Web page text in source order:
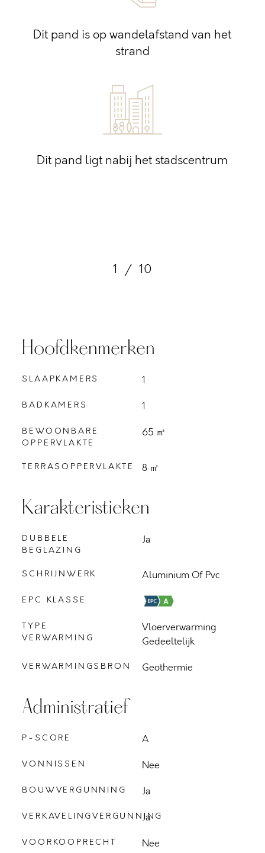
Dit pand is op wandelafstand van het
strand
Dit pand ligt nabij het stadscentrum
1 / 10
Hoofdkenmerken
SLAAPKAMERS 1
BADKAMERS 1
BEWOONBARE
OPPERVLAKTE
65 ㎡
TERRASOPPERVLAKTE 8 ㎡
Karakteristieken
DUBBELE
BEGLAZING
Ja
SCHRIJNWERK Aluminium Of Pvc
EPC KLASSE
TYPE
VERWARMING
Vloerverwarming
Gedeeltelijk
VERWARMINGSBRON Geothermie
Administratief
P-SCORE A
VONNISSEN Nee
BOUWVERGUNNING Ja
VERKAVELINGVERGUNNING
Ja
VOORKOOPRECHT Nee